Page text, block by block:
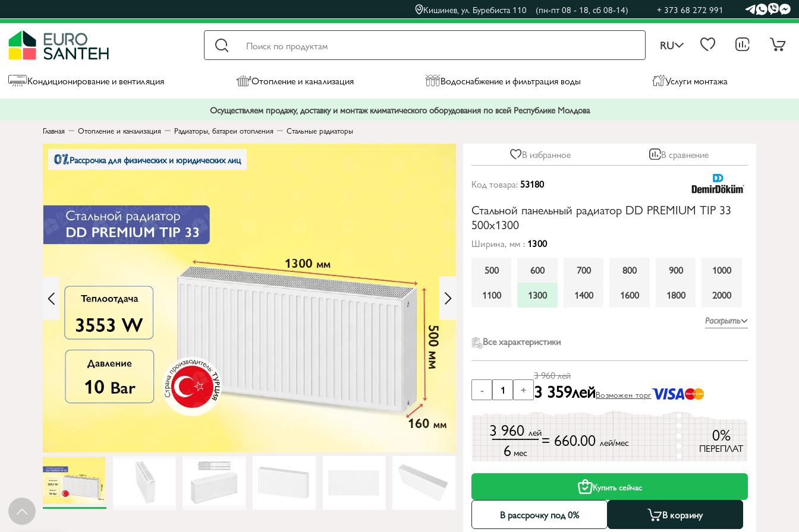
Кишинев, ул. Буребиста 110 (пн-пт 08 - 18, сб 08-14) + 373 68 272 991
RU
Кондиционирование и вентиляция Отопление и канализация Водоснабжение и фильтрация воды Услуги монтажа
Осуществляем продажу, доставку и монтаж климатического оборудования по всей Республике Молдова
Главная Отопление и канализация Радиаторы, батареи отопления Стальные радиаторы
Рассрочка для физических и юридических лиц В избранное В сравнение
Код товара:53180
Стальной панельный радиатор DD PREMIUM TIP 33
500x1300
Ширина, мм :1300
500
600 700 800 900
1000
1100
1300 1400 1600 1800 2000
Раскрыть
Все характеристики
- 1 +
3 960лей
3 359лейВозможен торг
3 960 лей
6 мес
= 660.00 лей/мес 0%
ПЕРЕПЛАТ
Купить сейчас
В рассрочку под 0% В корзину